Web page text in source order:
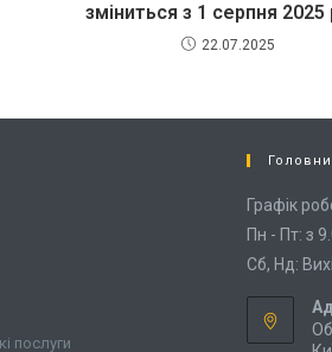
зміниться з 1 серпня 2025
22.07.2025
послуги
Графік
Пн - Пт: з
Сб, Нд: